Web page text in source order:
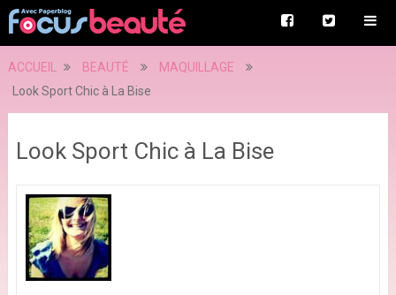
ACCUEIL BEAUTÉ
MAQUILLAGE
Look Sport Chic à La Bise
Look Sport Chic à La Bise